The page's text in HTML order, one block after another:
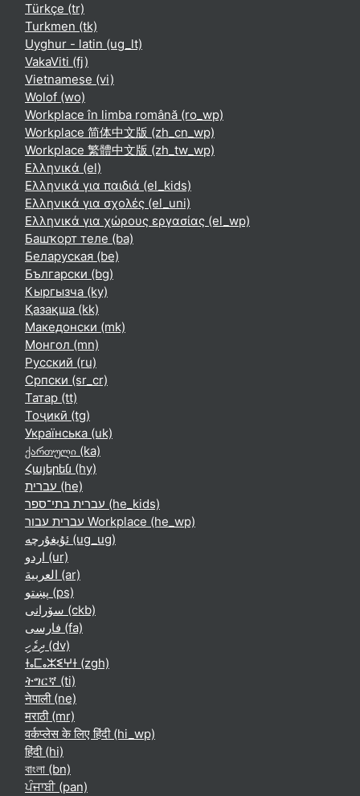
Türkçe ‎(tr)‎
Turkmen ‎(tk)‎
Uyghur - latin ‎(ug_lt)‎
VakaViti ‎(fj)‎
Vietnamese ‎(vi)‎
Wolof ‎(wo)‎
Workplace în limba română ‎(ro_wp)‎
Workplace 简体中文版 ‎(zh_cn_wp)‎
Workplace 繁體中文版 ‎(zh_tw_wp)‎
Ελληνικά ‎(el)‎
Ελληνικά για παιδιά ‎(el_kids)‎
Ελληνικά για σχολές ‎(el_uni)‎
Ελληνικά για χώρους εργασίας ‎(el_wp)‎
Башҡорт теле ‎(ba)‎
Беларуская ‎(be)‎
Български ‎(bg)‎
Кыргызча ‎(ky)‎
Қазақша ‎(kk)‎
Македонски ‎(mk)‎
Монгол ‎(mn)‎
Русский ‎(ru)‎
Српски ‎(sr_cr)‎
Татар ‎(tt)‎
Тоҷикӣ ‎(tg)‎
Українська ‎(uk)‎
ქართული ‎(ka)‎
Հայերեն ‎(hy)‎
עברית ‎(he)‎
עברית בתי־ספר ‎(he_kids)‎
עברית עבור Workplace ‎(he_wp)‎
ئۇيغۇرچە ‎(ug_ug)‎
اردو ‎(ur)‎
العربية ‎(ar)‎
پښتو ‎(ps)‎
سۆرانی ‎(ckb)‎
فارسی ‎(fa)‎
ދިވެހި ‎(dv)‎
ⵜⴰⵎⴰⵣⵉⵖⵜ ‎(zgh)‎
ትግርኛ ‎(ti)‎
नेपाली ‎(ne)‎
मराठी ‎(mr)‎
वर्कप्लेस के लिए हिंदी ‎(hi_wp)‎
हिंदी ‎(hi)‎
বাংলা ‎(bn)‎
ਪੰਜਾਬੀ ‎(pan)‎